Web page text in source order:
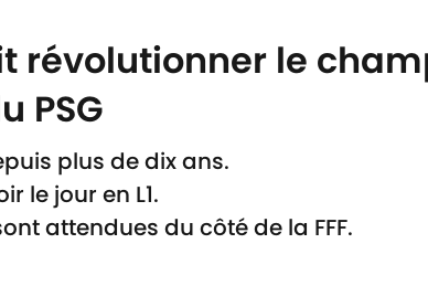
révolutionner le
PSG
plus de dix ans.
le jour en L1.
attendues du côté de la FFF.